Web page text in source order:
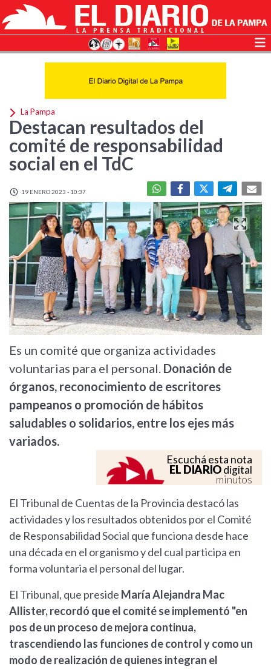
La Pampa
Destacan resultados del
comité de responsabilidad
social en el TdC
19 ENERO 2023 - 10:37
Es un comité que organiza actividades
voluntarias para el personal. Donación de
órganos, reconocimiento de escritores
pampeanos o promoción de hábitos
saludables o solidarios, entre los ejes más
variados.
Escuchá esta nota
EL DIARIOdigital
minutos
El Tribunal de Cuentas de la Provincia destacó las
actividades y los resultados obtenidos por el Comité
de Responsabilidad Social que funciona desde hace
una década en el organismo y del cual participa en
forma voluntaria el personal del lugar.
El Tribunal, que preside María Alejandra Mac
Allister, recordó que el comité se implementó "en
pos de un proceso de mejora continua,
trascendiendo las funciones de control y como un
modo de realización de quienes integran el